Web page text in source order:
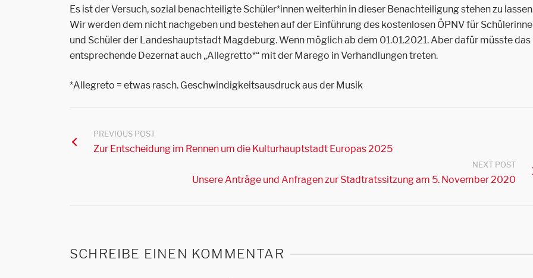
Es ist der Versuch, sozial benachteiligte Schüler*innen weiterhin in dieser Benachteiligung stehen zu
Wir werden dem nicht nachgeben und bestehen auf der Einführung des kostenlosen ÖPNV für
und Schüler der Landeshauptstadt Magdeburg. Wenn möglich ab dem 01.01.2021. Aber dafür müsste das
entsprechende Dezernat auch „Allegretto*“ mit der Marego in Verhandlungen treten.
*Allegreto = etwas rasch. Geschwindigkeitsausdruck aus der Musik
PREVIOUS POST
Zur Entscheidung im Rennen um die Kulturhauptstadt Europas 2025
NEXT POST
Unsere Anträge und Anfragen zur Stadtratssitzung am 5. November 2020
SCHREIBE EINEN KOMMENTAR